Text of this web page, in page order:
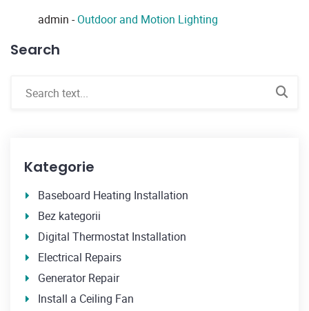
admin -Outdoor and Motion Lighting
Search
Kategorie
Baseboard Heating Installation
Bez kategorii
Digital Thermostat Installation
Electrical Repairs
Generator Repair
Install a Ceiling Fan